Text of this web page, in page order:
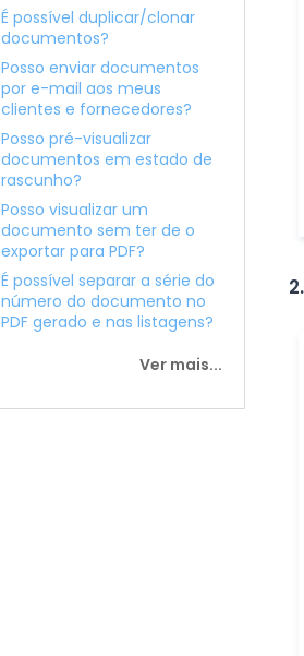
É possível duplicar/clonar
documentos?
Posso enviar documentos
por e-mail aos meus
clientes e fornecedores?
Posso pré-visualizar
documentos em estado de
rascunho?
Posso visualizar um
documento sem ter de o
exportar para PDF?
É possível separar a série do
número do documento no
PDF gerado e nas listagens?
Ver mais...
2.